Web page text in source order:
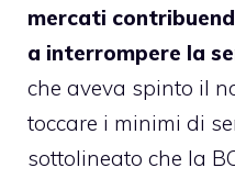
mercati
a interrompere la
che aveva spinto il
toccare i minimi di
sottolineato che la